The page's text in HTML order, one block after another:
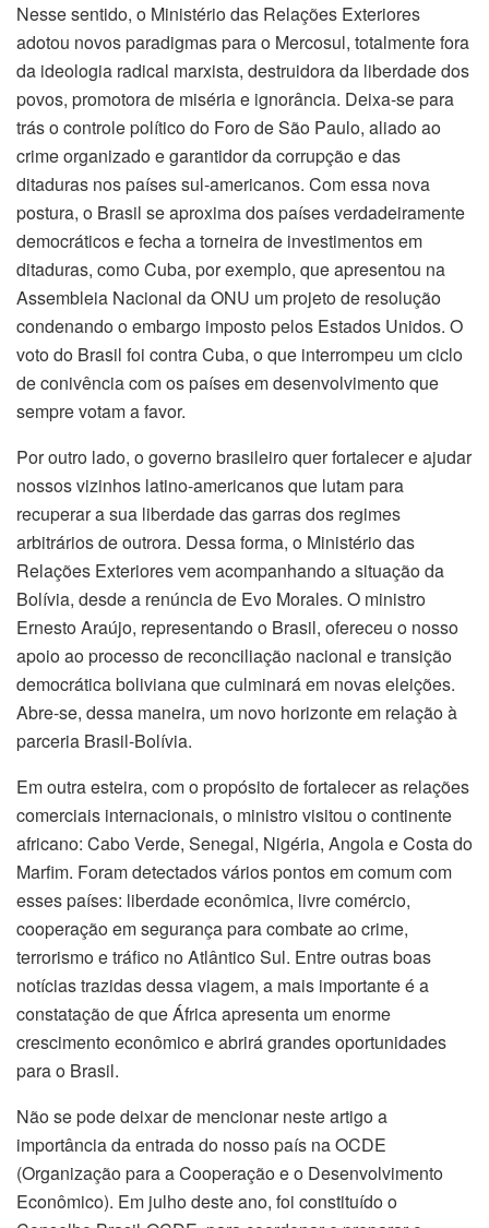
Nesse sentido, o Ministério das Relações Exteriores
adotou novos paradigmas para o Mercosul, totalmente fora
da ideologia radical marxista, destruidora da liberdade dos
povos, promotora de miséria e ignorância. Deixa-se para
trás o controle político do Foro de São Paulo, aliado ao
crime organizado e garantidor da corrupção e das
ditaduras nos países sul-americanos. Com essa nova
postura, o Brasil se aproxima dos países verdadeiramente
democráticos e fecha a torneira de investimentos em
ditaduras, como Cuba, por exemplo, que apresentou na
Assembleia Nacional da ONU um projeto de resolução
condenando o embargo imposto pelos Estados Unidos. O
voto do Brasil foi contra Cuba, o que interrompeu um ciclo
de conivência com os países em desenvolvimento que
sempre votam a favor.
Por outro lado, o governo brasileiro quer fortalecer e ajudar
nossos vizinhos latino-americanos que lutam para
recuperar a sua liberdade das garras dos regimes
arbitrários de outrora. Dessa forma, o Ministério das
Relações Exteriores vem acompanhando a situação da
Bolívia, desde a renúncia de Evo Morales. O ministro
Ernesto Araújo, representando o Brasil, ofereceu o nosso
apoio ao processo de reconciliação nacional e transição
democrática boliviana que culminará em novas eleições.
Abre-se, dessa maneira, um novo horizonte em relação à
parceria Brasil-Bolívia.
Em outra esteira, com o propósito de fortalecer as relações
comerciais internacionais, o ministro visitou o continente
africano: Cabo Verde, Senegal, Nigéria, Angola e Costa do
Marfim. Foram detectados vários pontos em comum com
esses países: liberdade econômica, livre comércio,
cooperação em segurança para combate ao crime,
terrorismo e tráfico no Atlântico Sul. Entre outras boas
notícias trazidas dessa viagem, a mais importante é a
constatação de que África apresenta um enorme
crescimento econômico e abrirá grandes oportunidades
para o Brasil.
Não se pode deixar de mencionar neste artigo a
importância da entrada do nosso país na OCDE
(Organização para a Cooperação e o Desenvolvimento
Econômico). Em julho deste ano, foi constituído o